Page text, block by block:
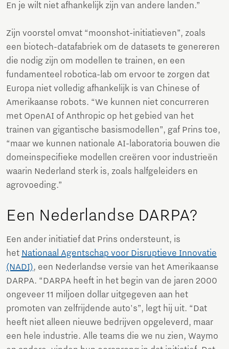
En je wilt niet afhankelijk zijn van andere landen.”
Zijn voorstel omvat “moonshot-initiatieven”, zoals
een biotech-datafabriek om de datasets te genereren
die nodig zijn om modellen te trainen, en een
fundamenteel robotica-lab om ervoor te zorgen dat
Europa niet volledig afhankelijk is van Chinese of
Amerikaanse robots. “We kunnen niet concurreren
met OpenAI of Anthropic op het gebied van het
trainen van gigantische basismodellen”, gaf Prins toe,
“maar we kunnen nationale AI-laboratoria bouwen die
domeinspecifieke modellen creëren voor industrieën
waarin Nederland sterk is, zoals halfgeleiders en
agrovoeding.”
Een Nederlandse DARPA?
Een ander initiatief dat Prins ondersteunt, is
het Nationaal Agentschap voor Disruptieve Innovatie
(NADI), een Nederlandse versie van het Amerikaanse
DARPA. “DARPA heeft in het begin van de jaren 2000
ongeveer 11 miljoen dollar uitgegeven aan het
promoten van zelfrijdende auto's”, legt hij uit. “Dat
heeft niet alleen nieuwe bedrijven opgeleverd, maar
een hele industrie. Alle teams die we nu zien, Waymo